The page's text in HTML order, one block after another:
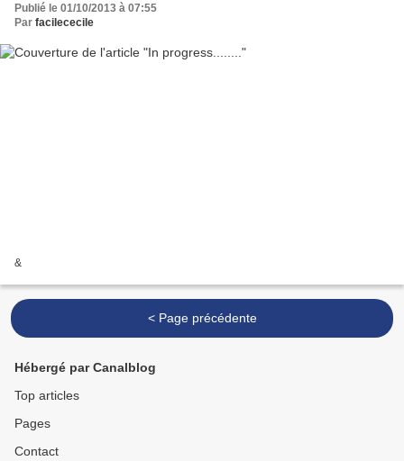
Publié le 01/10/2013 à 07:55
Par facilececile
&
< Page précédente
Hébergé par Canalblog
Top articles
Pages
Contact